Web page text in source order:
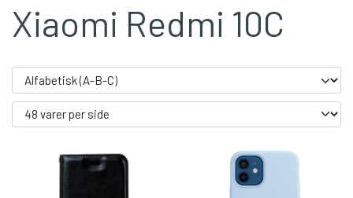
Xiaomi Redmi 10C